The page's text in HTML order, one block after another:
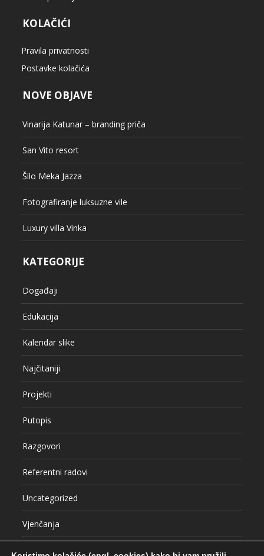
Postavke kolačića
NOVE OBJAVE
Šilo Meka Jazza
Fotografiranje luksuzne vile
Luxury villa Vinka
KATEGORIJE
Kalendar slike
Najčitaniji
Projekti
Putopis
Razgovori
Referentni radovi
Uncategorized
Vjenčanja
VLOG